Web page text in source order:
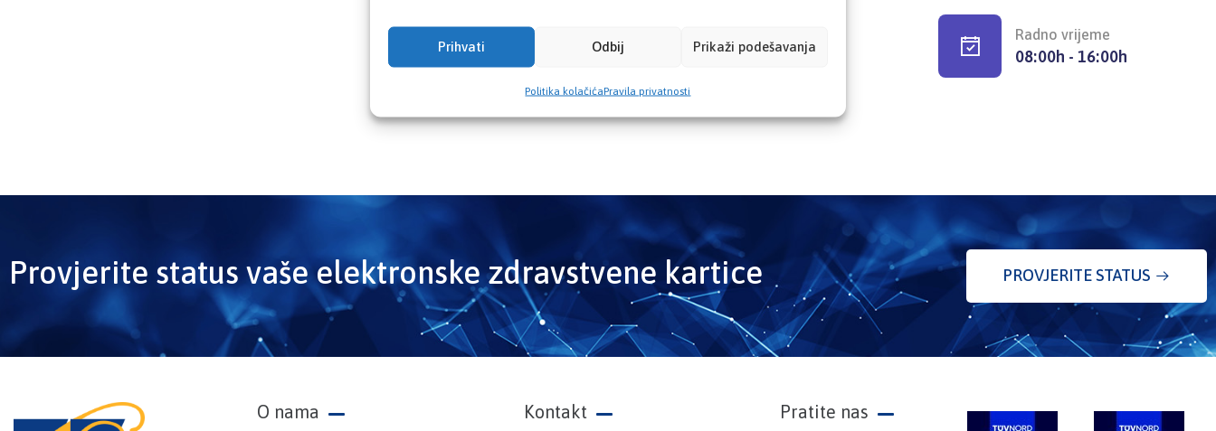
Prihvati Odbij Prikaži podešavanja
Politika kolačićaPravila privatnosti
Radno vrijeme
08:00h - 16:00h
Provjerite status vaše elektronske zdravstvene kartice PROVJERITE STATUS
O nama Kontakt Pratite nas